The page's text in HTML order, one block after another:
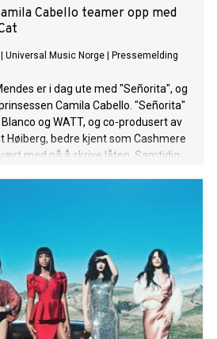
Cabello teamer opp med
Universal Music Norge Pressemelding
er i dag ute med "Señorita", og
Camila Cabello. "Señorita"
og WATT, og co-produsert av
Høiberg, bedre kjent som Cashmere
med på å skrive låten. Samtidig
millioner streams på verdensbasis.
"If I Can’t Have You", som allerede
og har blitt streamet over 200